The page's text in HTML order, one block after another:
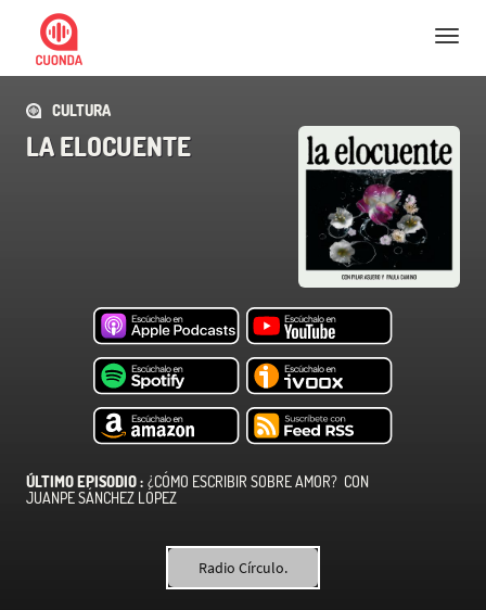
Nav
CULTURA
LA ELOCUENTE
ÚLTIMO EPISODIO : ¿CÓMO ESCRIBIR SOBRE AMOR? CON
JUANPE SÁNCHEZ LÓPEZ
Radio Círculo.